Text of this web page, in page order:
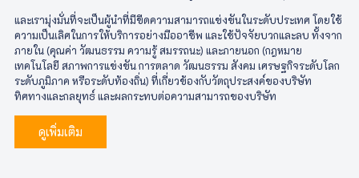
และเรามุ่งมั่นที่จะเป็นผู้นำที่มีขีดความสามารถแข่งขันในระดับประเทศ โดยใช้
ความเป็นเลิศในการให้บริการอย่างมืออาชีพ และใช้ปัจจัยบวกและลบ ทั้งจาก
ภายใน (คุณค่า วัฒนธรรม ความรู้ สมรรถนะ) และภายนอก (กฎหมาย
เทคโนโลยี สภาพการแข่งขัน การตลาด วัฒนธรรม สังคม เศรษฐกิจระดับโลก
ระดับภูมิภาค หรือระดับท้องถิ่น) ที่เกี่ยวข้องกับวัตถุประสงค์ของบริษัท
ทิศทางและกลยุทธ์ และผลกระทบต่อความสามารถของบริษัท
ดูเพิ่มเติม